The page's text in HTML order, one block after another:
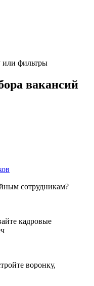
или фильтры
вакансий
сотрудникам?
кадровые
воронку,